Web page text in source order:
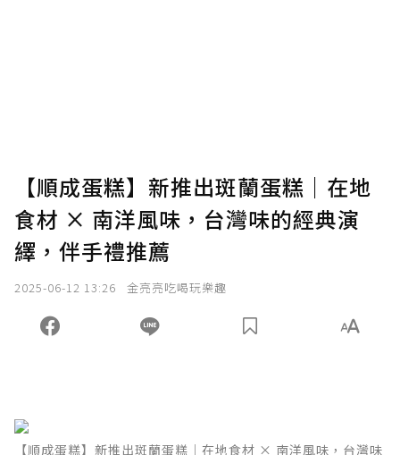
【順成蛋糕】新推出斑蘭蛋糕｜在地
食材 × 南洋風味，台灣味的經典演
繹，伴手禮推薦
2025-06-12 13:26 金亮亮吃喝玩樂趣
【順成蛋糕】新推出斑蘭蛋糕｜在地食材 × 南洋風味，台灣味